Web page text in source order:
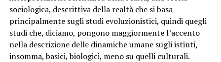
sociologica, descrittiva della realtà che si basa
principalmente sugli studi evoluzionistici, quindi quegli
studi che, diciamo, pongono maggiormente l’accento
nella descrizione delle dinamiche umane sugli istinti,
insomma, basici, biologici, meno su quelli culturali.